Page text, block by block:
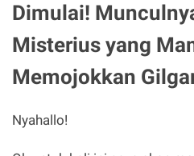
Dimulai!
Misterius yang
Memojokkan
Nyahallo!